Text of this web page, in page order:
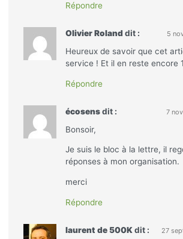
Répondre
Olivier Roland dit : 5
Heureux de savoir que cet
service ! Et il en reste encore
Répondre
écosens dit : 7
Bonsoir,
Je suis le bloc à la lettre, il
réponses à mon organisation.
merci
Répondre
laurent de 500K dit : 27